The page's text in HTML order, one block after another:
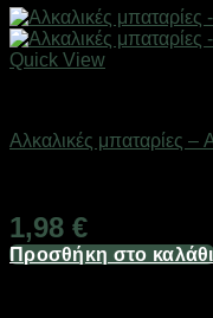
Quick View
Αλκαλικές μπαταρίες
1,98 €
Προσθήκη στο καλάθι